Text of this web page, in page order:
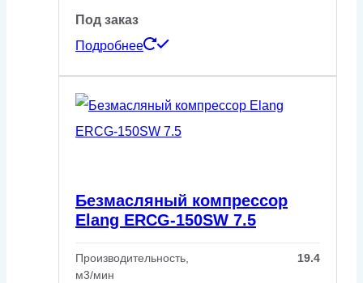
Под заказ
Подробнее
Безмасляный компрессор
Elang ERCG-150SW 7.5
Производительность,
м3/мин
19.4